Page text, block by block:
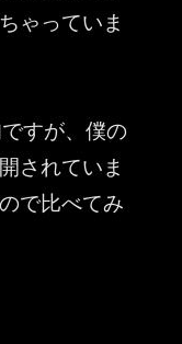
ゃっていま
すが、僕の
されていま
で比べてみ
しいテンプレートギ